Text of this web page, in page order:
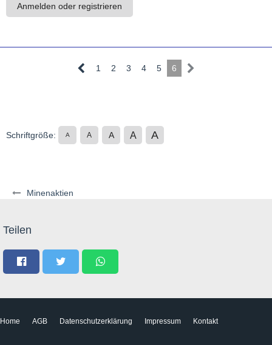
Minenaktien
Anmelden oder registrieren
1 2 3 4 5 6
Schriftgröße: A A A A A
Teilen
Home AGB Datenschutzerklärung Impressum Kontakt